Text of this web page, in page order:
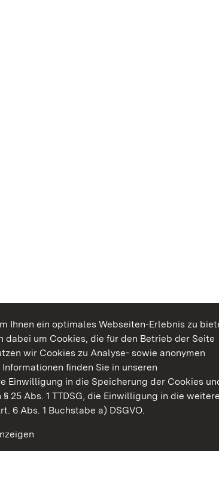
Ihnen ein optimales Webseiten-Erlebnis zu
dabei um Cookies, die für den Betrieb der Seite
wir Cookies zu Analyse- sowie anonymen
finden Sie in unseren
Einwilligung in die Speicherung der Cookies
25 Abs. 1 TTDSG, die Einwilligung in die weitere
6 Abs. 1 Buchstabe a) DSGVO.